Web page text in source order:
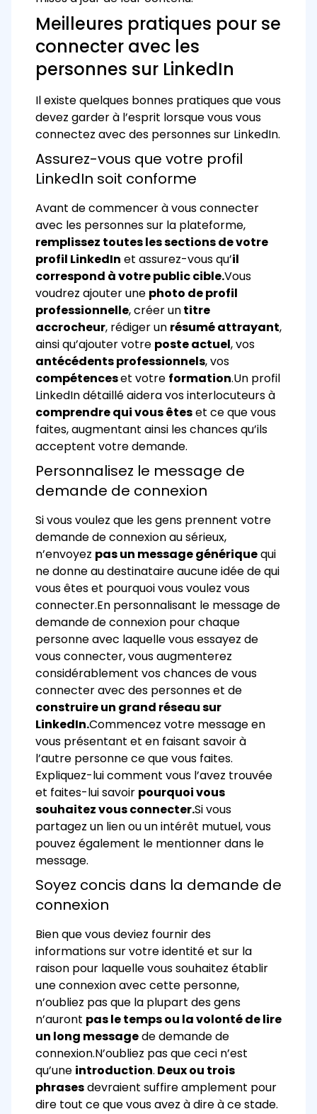
Meilleures pratiques pour se
connecter avec les
personnes sur LinkedIn
Il existe quelques bonnes pratiques que vous
devez garder à l’esprit lorsque vous vous
connectez avec des personnes sur LinkedIn.
Assurez-vous que votre profil
LinkedIn soit conforme
Avant de commencer à vous connecter
avec les personnes sur la plateforme,
remplissez toutes les sections de votre
profil LinkedIn et assurez-vous qu’il
correspond à votre public cible.Vous
voudrez ajouter une photo de profil
professionnelle, créer untitre
accrocheur, rédiger un résumé attrayant,
ainsi qu’ajouter votre poste actuel, vos
antécédents professionnels, vos
compétenceset votre formation.Un profil
LinkedIn détaillé aidera vos interlocuteurs à
comprendre qui vous êteset ce que vous
faites, augmentant ainsi les chances qu’ils
acceptent votre demande.
Personnalisez le message de
demande de connexion
Si vous voulez que les gens prennent votre
demande de connexion au sérieux,
n’envoyez pas un message génériquequi
ne donne au destinataire aucune idée de qui
vous êtes et pourquoi vous voulez vous
connecter.En personnalisant le message de
demande de connexion pour chaque
personne avec laquelle vous essayez de
vous connecter, vous augmenterez
considérablement vos chances de vous
connecter avec des personnes et de
construire un grand réseau sur
LinkedIn.Commencez votre message en
vous présentant et en faisant savoir à
l’autre personne ce que vous faites.
Expliquez-lui comment vous l’avez trouvée
et faites-lui savoir pourquoi vous
souhaitez vous connecter.Si vous
partagez un lien ou un intérêt mutuel, vous
pouvez également le mentionner dans le
message.
Soyez concis dans la demande de
connexion
Bien que vous deviez fournir des
informations sur votre identité et sur la
raison pour laquelle vous souhaitez établir
une connexion avec cette personne,
n’oubliez pas que la plupart des gens
n’auront pas le temps ou la volonté de lire
un long messagede demande de
connexion.N’oubliez pas que ceci n’est
qu’une introduction. Deux ou trois
phrasesdevraient suffire amplement pour
dire tout ce que vous avez à dire à ce stade.